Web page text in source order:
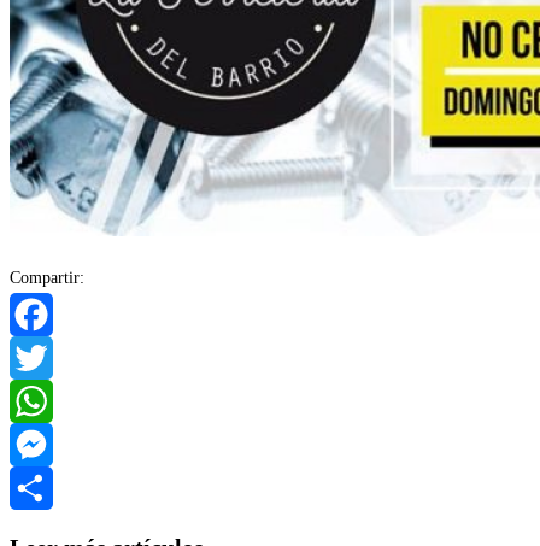
Compartir:
Facebook
Twitter
WhatsApp
Messenger